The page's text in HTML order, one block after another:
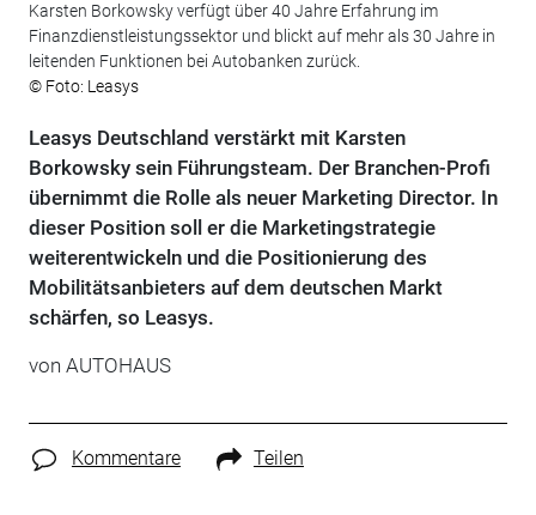
Karsten Borkowsky verfügt über 40 Jahre Erfahrung im
Finanzdienstleistungssektor und blickt auf mehr als 30 Jahre in
leitenden Funktionen bei Autobanken zurück.
© Foto: Leasys
Leasys Deutschland verstärkt mit Karsten
Borkowsky sein Führungsteam. Der Branchen-Profi
übernimmt die Rolle als neuer Marketing Director. In
dieser Position soll er die Marketingstrategie
weiterentwickeln und die Positionierung des
Mobilitätsanbieters auf dem deutschen Markt
schärfen, so Leasys.
von AUTOHAUS
Kommentare Teilen